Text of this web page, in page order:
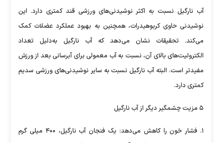
آب نارگیل نسبت به اکثر نوشیدنی‌های ورزشی قند کمتری دارد. این
نوشیدنی حاوی کربوهیدرات، همچنین به بهبود عملکرد عضلات کمک
می‌کند. تحقیقات نشان می‌دهد که آب نارگیل به‌دلیل تعداد
الکترولیت‌های بالای آن، نسبت به آب معمولی برای آبرسانی بعد از ورزش
مفیدتر است. البته آب نارگیل نسبت به سایر نوشیدنی‌های ورزشی سدیم
کمتری دارد.
۵ مزیت چشمگیر دیگر از آب نارگیل
۱. فشار خون را کاهش می‌دهد: یک فنجان آب نارگیل، ۴۰۰ میلی گرم